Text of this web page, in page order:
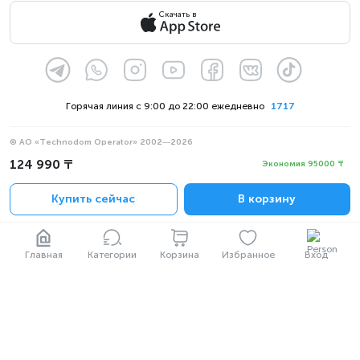
Главная Категории Корзина Избранное Вход
124 990 ₸ Экономия 95000 ₸
Купить сейчас В корзину
Скачать в
1717
Горячая линия с 9:00 до 22:00 ежедневно
© АО «Technodom Operator» 2002—2026
Мы принимаем:
Политика конфиденциальности